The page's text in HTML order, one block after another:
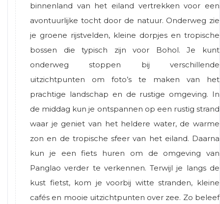
binnenland van het eiland vertrekken voor een
avontuurlijke tocht door de natuur. Onderweg zie
je groene rijstvelden, kleine dorpjes en tropische
bossen die typisch zijn voor Bohol. Je kunt
onderweg stoppen bij verschillende
uitzichtpunten om foto’s te maken van het
prachtige landschap en de rustige omgeving. In
de middag kun je ontspannen op een rustig strand
waar je geniet van het heldere water, de warme
zon en de tropische sfeer van het eiland. Daarna
kun je een fiets huren om de omgeving van
Panglao verder te verkennen. Terwijl je langs de
kust fietst, kom je voorbij witte stranden, kleine
cafés en mooie uitzichtpunten over zee. Zo beleef